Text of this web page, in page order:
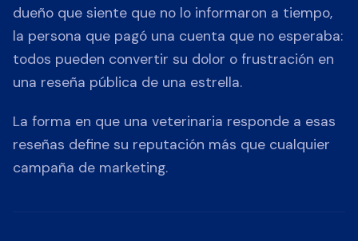
dueño que siente que no lo informaron a tiempo,
la persona que pagó una cuenta que no esperaba:
todos pueden convertir su dolor o frustración en
una reseña pública de una estrella.
La forma en que una veterinaria responde a esas
reseñas define su reputación más que cualquier
campaña de marketing.